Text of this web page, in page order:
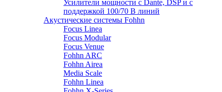
Усилители мощности с Dante, DSP и с
поддержкой 100/70 В линий
Акустические системы Fohhn
Focus Linea
Focus Modular
Focus Venue
Fohhn ARC
Fohhn Airea
Media Scale
Fohhn Linea